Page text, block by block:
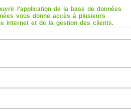
l'application de la base de données
vous donne accès à plusieurs
internet et de la gestion des clients.